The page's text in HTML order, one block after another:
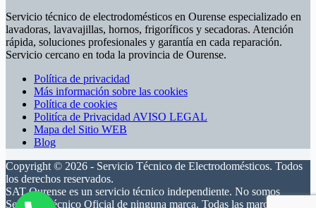
Servicio técnico de electrodomésticos en Ourense especializado en
lavadoras, lavavajillas, hornos, frigoríficos y secadoras. Atención
rápida, soluciones profesionales y garantía en cada reparación.
Servicio cercano en toda la provincia de Ourense.
Política de privacidad
Más información sobre las cookies
Política de cookies
Politíca de Privacidad AVISO LEGAL
Mapa del Sitio WEB
Blog
Copyright © 2026 - Servicio Técnico de Electrodomésticos. Todos
los derechos reservados.
SAT Ourense es un servicio técnico independiente. No somos
Servicio Técnico Oficial de ninguna marca. Todas las marcas